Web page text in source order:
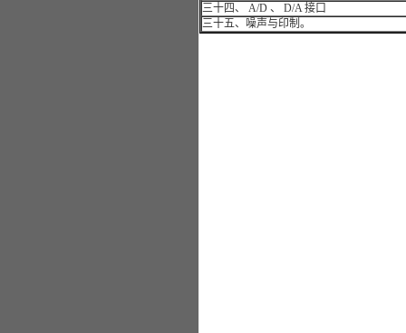
三十四、 A/D 、 D/A 接口
三十五、噪声与印制。